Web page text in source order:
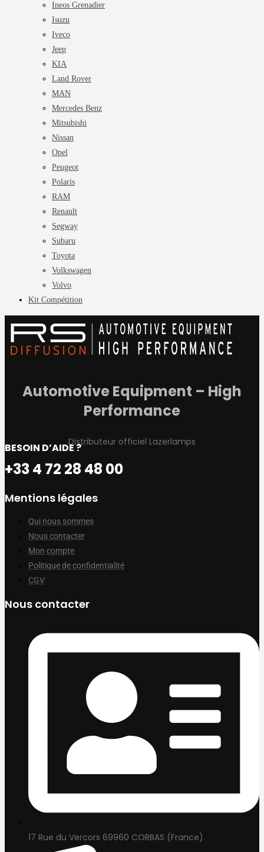
Ineos Grenadier
Isuzu
Iveco
Jeep
KIA
Land Rover
MAN
Mercedes Benz
Mitsubishi
Nissan
Opel
Peugeot
Polaris
RAM
Renault
Segway
Subaru
Toyota
Volkswagen
Volvo
Kit Compétition
Automotive Equipment – High
Performance
Distributeur officiel Lazerlamps
BESOIN D’AIDE ?
+33 4 72 28 48 00
Mentions légales
Qui nous sommes
Nous contacter
Mon compte
Politique de confidentialité
CGV
Nous contacter
17 Rue du Vercors 69960 CORBAS (France)